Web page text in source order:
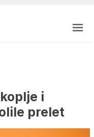
i
prelet